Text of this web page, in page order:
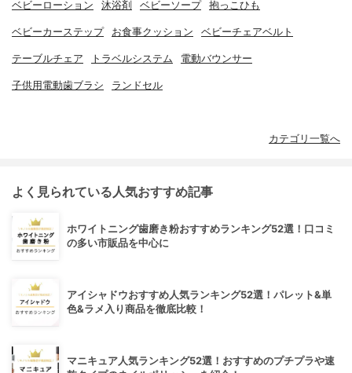
ベビーローション 沐浴剤 ベビーソープ 抱っこひも
ベビーカーステップ お食事クッション ベビーチェアベルト
テーブルチェア トラベルシステム 電動バウンサー
子供用電動歯ブラシ ランドセル
カテゴリ一覧へ
よく見られている人気おすすめ記事
ホワイトニング歯磨き粉おすすめランキング52選！口コミ
の多い市販品を中心に
アイシャドウおすすめ人気ランキング52選！パレット&単
色&ラメ入り商品を徹底比較！
マニキュア人気ランキング52選！おすすめのプチプラや速